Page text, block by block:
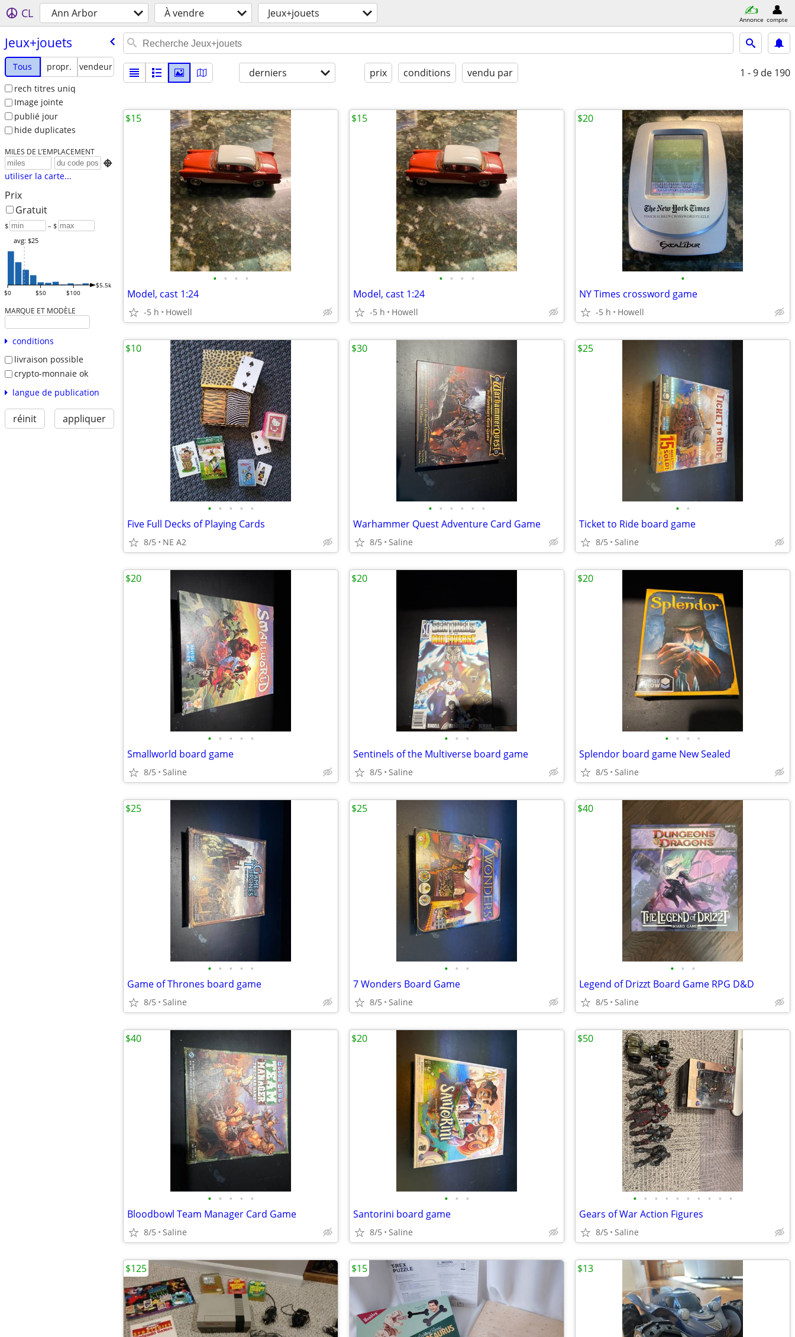
CL Ann Arbor À vendre Jeux+jouets Annonce compte
Jeux+jouets
Tous propr.
vendeur
rech titres uniq
Image jointe
publié jour
hide duplicates
MILES DE L’EMPLACEMENT

utiliser la carte...
Prix
Gratuit
$ – $
$0 $50 $100
$5.5k
avg: $25
MARQUE ET MODÈLE
conditions
livraison possible
crypto-monnaie ok
langue de publication
réinit appliquer
derniers prix conditions vendu par 1 - 9 de 190
• • • •
Model, cast 1:24
-5 h Howell
$15
• • • •
Model, cast 1:24
-5 h Howell
$15
•
NY Times crossword game
-5 h Howell
$20
• • • • •
Five Full Decks of Playing Cards
8/5 NE A2
$10
• • • • • •
Warhammer Quest Adventure Card Game
8/5 Saline
$30
• •
Ticket to Ride board game
8/5 Saline
$25
• • • • •
Smallworld board game
8/5 Saline
$20
• • •
Sentinels of the Multiverse board game
8/5 Saline
$20
• • • •
Splendor board game New Sealed
8/5 Saline
$20
• • • • •
Game of Thrones board game
8/5 Saline
$25
• • •
7 Wonders Board Game
8/5 Saline
$25
• • •
Legend of Drizzt Board Game RPG D&D
8/5 Saline
$40
• • • • •
Bloodbowl Team Manager Card Game
8/5 Saline
$40
• • •
Santorini board game
8/5 Saline
$20
• • • • • • • • • •
Gears of War Action Figures
8/5 Saline
$50
$125 $15 $13